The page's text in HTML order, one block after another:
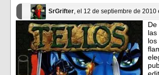
nueva) nueva)
SrGrifter, el 12 de septiembre de 2010